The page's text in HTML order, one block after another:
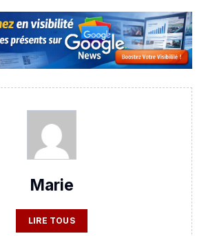
Marie
LIRE TOUS